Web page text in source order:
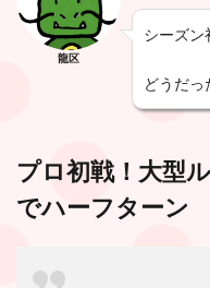
龍区
シーズン
どうだっ
プロ初戦！大型
でハーフターン